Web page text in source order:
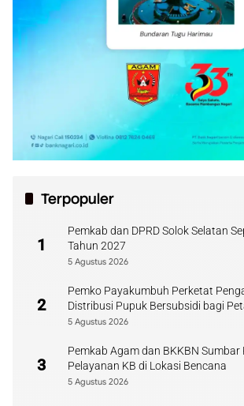
Terpopuler
1
Pemkab dan DPRD Solok Selatan
Tahun 2027
5 Agustus 2026
2
Pemko Payakumbuh Perketat
Distribusi Pupuk Bersubsidi bagi
5 Agustus 2026
3
Pemkab Agam dan BKKBN Sumbar
Pelayanan KB di Lokasi Bencana
5 Agustus 2026